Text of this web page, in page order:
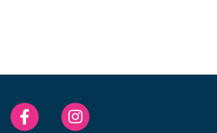
FacebookInstagram